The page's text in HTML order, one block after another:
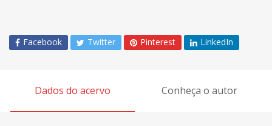
Facebook Twitter Pinterest LinkedIn
Dados do acervo Conheça o autor